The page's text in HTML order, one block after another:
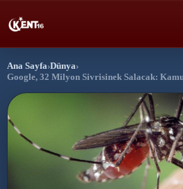
Bursa
Politika
Ana Sayfa›Dünya›
Google, 32 Milyon Sivrisinek Salacak: